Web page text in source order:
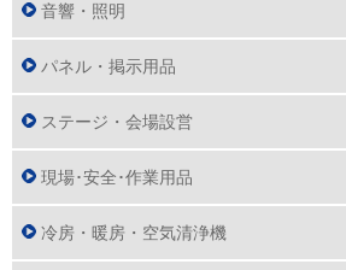
音響・照明
パネル・掲示用品
ステージ・会場設営
現場･安全･作業用品
冷房・暖房・空気清浄機